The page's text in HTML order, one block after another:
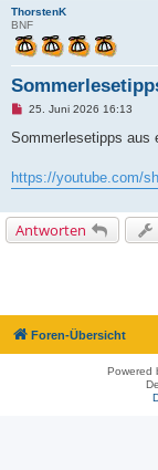
ThorstenK
BNF
U
g
e
s
n
e
r
g
25. Juni 2026 16:13
Sommerlesetipps aus
https://youtube.com/
Antworten
Foren-Übersicht
Powered